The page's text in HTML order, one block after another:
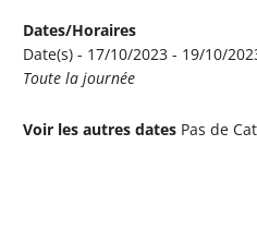
Dates/Horaires
Date(s) - 17/10/2023 - 19/10/
Toute la journée
Voir les autres dates Pas de